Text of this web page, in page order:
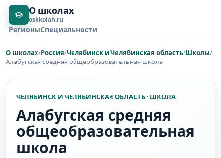
О школах
oshkolah.ru
РегионыСпециальности
О школах/Россия/Челябинск и Челябинская область/Школы/
Алабугская средняя общеобразовательная школа
ЧЕЛЯБИНСК И ЧЕЛЯБИНСКАЯ ОБЛАСТЬ · ШКОЛА
Алабугская средняя
общеобразовательная
школа